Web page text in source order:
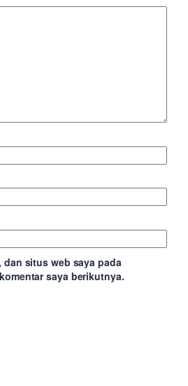
dan situs web saya pada
saya berikutnya.